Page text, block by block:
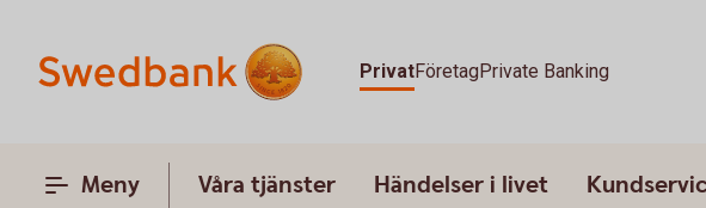
PrivatFöretagPrivate Banking
Meny Våra tjänster Händelser i livet